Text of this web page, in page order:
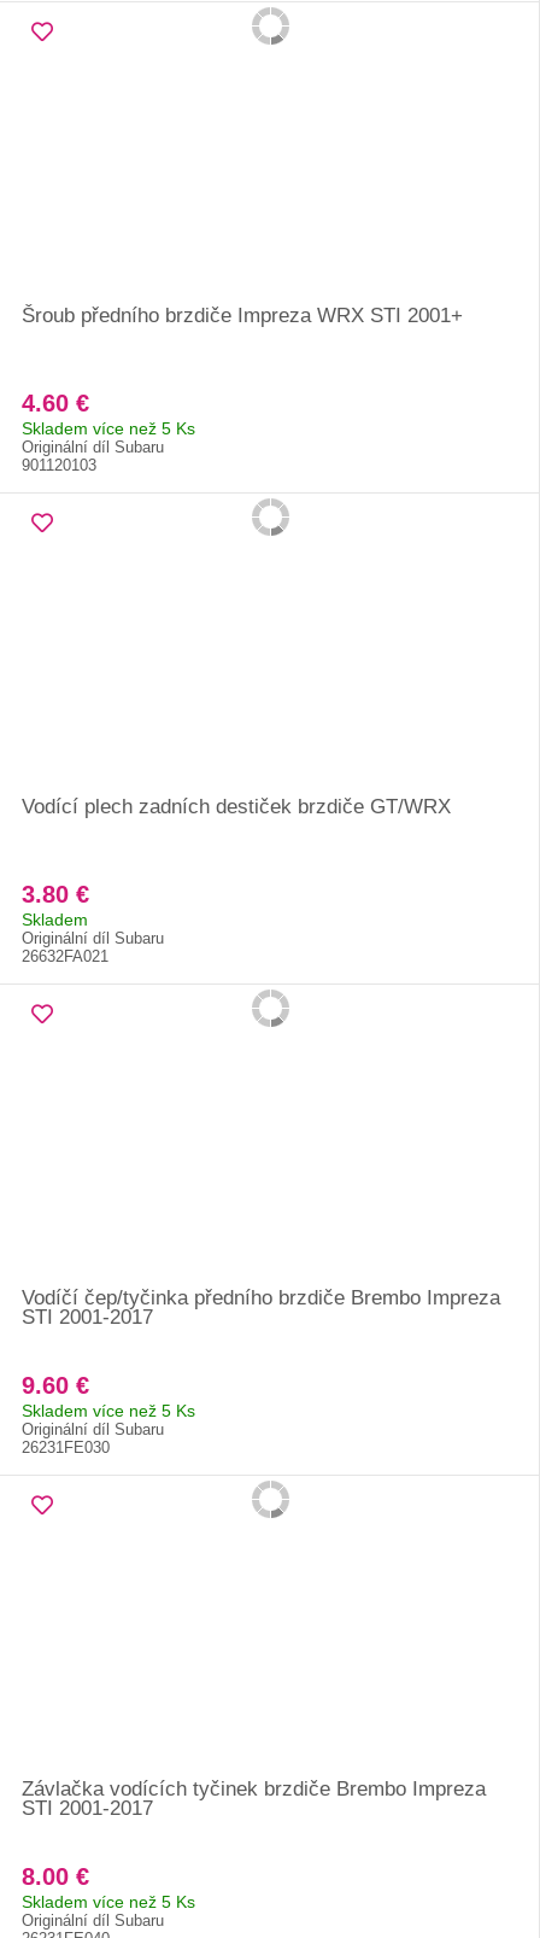
Šroub předního brzdiče Impreza WRX STI 2001+
4.60 €
Skladem více než 5 Ks
Originální díl Subaru
901120103
Vodící plech zadních destiček brzdiče GT/WRX
3.80 €
Skladem
Originální díl Subaru
26632FA021
Vodíčí čep/tyčinka předního brzdiče Brembo Impreza
STI 2001-2017
9.60 €
Skladem více než 5 Ks
Originální díl Subaru
26231FE030
Závlačka vodících tyčinek brzdiče Brembo Impreza
STI 2001-2017
8.00 €
Skladem více než 5 Ks
Originální díl Subaru